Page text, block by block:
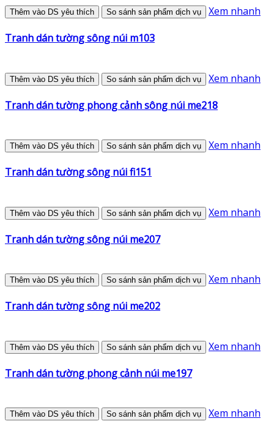
Thêm vào DS yêu thích So sánh sản phẩm dịch vụ Xem nhanh
Tranh dán tường sông núi m103
Thêm vào DS yêu thích So sánh sản phẩm dịch vụ Xem nhanh
Tranh dán tường phong cảnh sông núi me218
Thêm vào DS yêu thích So sánh sản phẩm dịch vụ Xem nhanh
Tranh dán tường sông núi fi151
Thêm vào DS yêu thích So sánh sản phẩm dịch vụ Xem nhanh
Tranh dán tường sông núi me207
Thêm vào DS yêu thích So sánh sản phẩm dịch vụ Xem nhanh
Tranh dán tường sông núi me202
Thêm vào DS yêu thích So sánh sản phẩm dịch vụ Xem nhanh
Tranh dán tường phong cảnh núi me197
Thêm vào DS yêu thích So sánh sản phẩm dịch vụ Xem nhanh